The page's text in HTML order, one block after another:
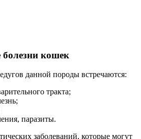
болезни кошек
данной породы встречаются:
тракта;
паразиты.
заболеваний, которые могут